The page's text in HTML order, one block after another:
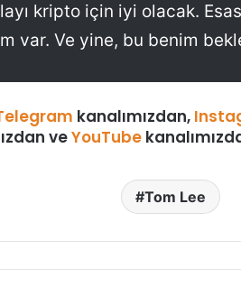
kripto için iyi olacak.
var. Ve yine, bu benim
kanalımızdan,
veYouTube
Tom Lee